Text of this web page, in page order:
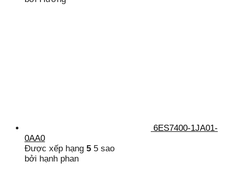
6ES7400-1JA01-
0AA0
Được xếp hạng 5 5 sao
bởi hạnh phan